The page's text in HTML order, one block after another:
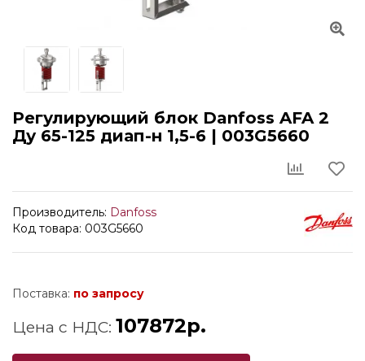
Регулирующий блок Danfoss AFA 2
Ду 65-125 диап-н 1,5-6 | 003G5660
Производитель: Danfoss
Код товара: 003G5660
Поставка: по запросу
Цена с НДС: 107872р.